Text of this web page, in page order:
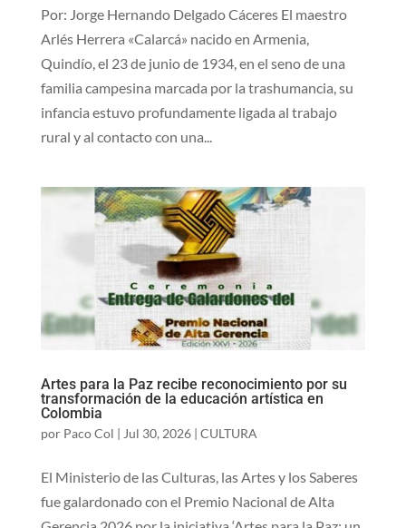
Por: Jorge Hernando Delgado Cáceres El maestro
Arlés Herrera «Calarcá» nacido en Armenia,
Quindío, el 23 de junio de 1934, en el seno de una
familia campesina marcada por la trashumancia, su
infancia estuvo profundamente ligada al trabajo
rural y al contacto con una...
Artes para la Paz recibe reconocimiento por su
transformación de la educación artística en
Colombia
por Paco Col | Jul 30, 2026| CULTURA
El Ministerio de las Culturas, las Artes y los Saberes
fue galardonado con el Premio Nacional de Alta